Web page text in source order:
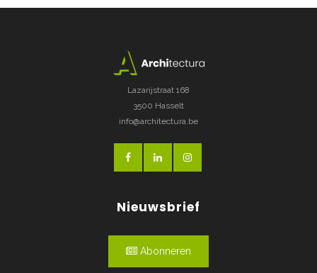
Lazarijstraat 168
3500 Hasselt
info@architectura.be
Nieuwsbrief
Abonneren